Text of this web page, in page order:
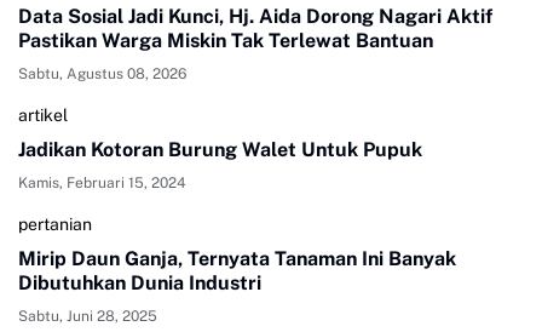
Data Sosial Jadi Kunci, Hj. Aida Dorong Nagari Aktif
Pastikan Warga Miskin Tak Terlewat Bantuan
Sabtu, Agustus 08, 2026
artikel
Jadikan Kotoran Burung Walet Untuk Pupuk
Kamis, Februari 15, 2024
pertanian
Mirip Daun Ganja, Ternyata Tanaman Ini Banyak
Dibutuhkan Dunia Industri
Sabtu, Juni 28, 2025